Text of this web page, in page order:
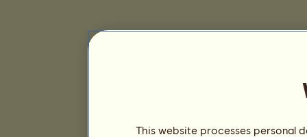
This website processes personal